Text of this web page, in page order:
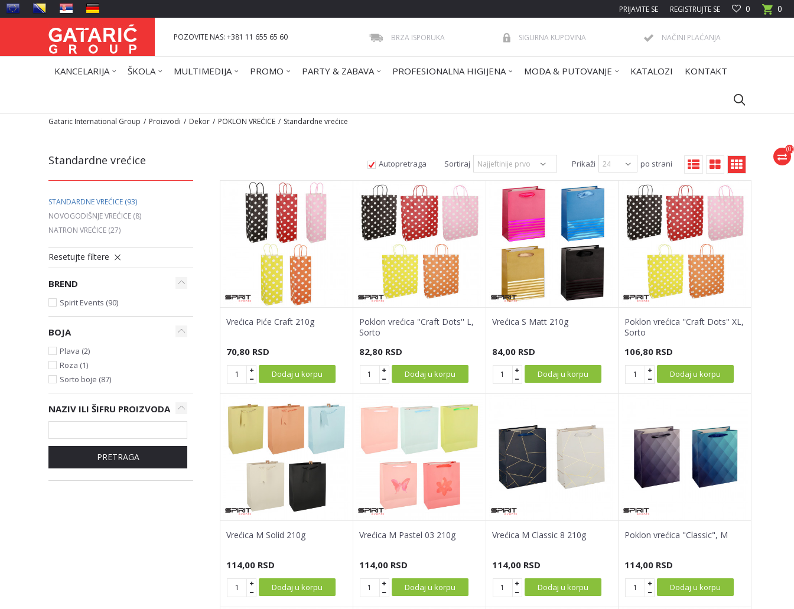
0
0
PRIJAVITE SE REGISTRUJTE SE
POZOVITE NAS: +381 11 655 65 60 BRZA ISPORUKA SIGURNA KUPOVINA NAČINI PLAĆANJA
KANCELARIJA ŠKOLA MULTIMEDIJA PROMO PARTY & ZABAVA PROFESIONALNA HIGIJENA MODA & PUTOVANJE KATALOZI KONTAKT
(0)
Gataric International Group Proizvodi Dekor POKLON VREĆICE Standardne vrećice
Standardne vrećice Autopretraga Sortiraj Prikaži po strani
STANDARDNE VREĆICE (93)
NOVOGODIŠNJE VREĆICE (8)
NATRON VREĆICE (27)
Resetujte filtere
BREND
Spirit Events (90)
BOJA
Plava (2)
Roza (1)
Sorto boje (87)
NAZIV ILI ŠIFRU PROIZVODA
PRETRAGA
Vrećica Piće Craft 210g
70,80 RSD
Dodaj u korpu
Poklon vrećica ''Craft Dots'' L,
Sorto
82,80 RSD
Dodaj u korpu
Vrećica S Matt 210g
84,00 RSD
Dodaj u korpu
Poklon vrećica ''Craft Dots'' XL,
Sorto
106,80 RSD
Dodaj u korpu
Vrećica M Solid 210g
114,00 RSD
Dodaj u korpu
Vrećica M Pastel 03 210g
114,00 RSD
Dodaj u korpu
Vrećica M Classic 8 210g
114,00 RSD
Dodaj u korpu
Poklon vrećica "Classic", M
114,00 RSD
Dodaj u korpu